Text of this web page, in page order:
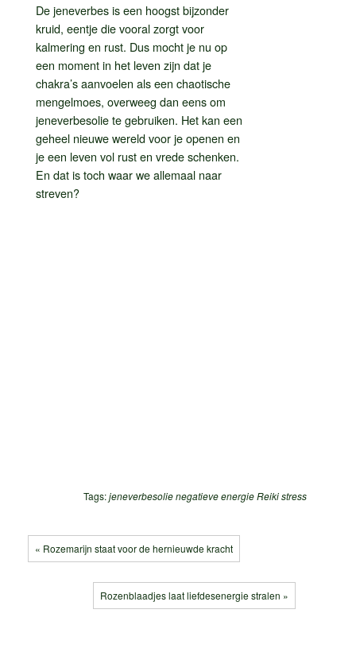
De jeneverbes is een hoogst bijzonder
kruid, eentje die vooral zorgt voor
kalmering en rust. Dus mocht je nu op
een moment in het leven zijn dat je
chakra’s aanvoelen als een chaotische
mengelmoes, overweeg dan eens om
jeneverbesolie te gebruiken. Het kan een
geheel nieuwe wereld voor je openen en
je een leven vol rust en vrede schenken.
En dat is toch waar we allemaal naar
streven?
Tags:jeneverbesolienegatieve energieReikistress
« Rozemarijn staat voor de hernieuwde kracht
Rozenblaadjes laat liefdesenergie stralen »